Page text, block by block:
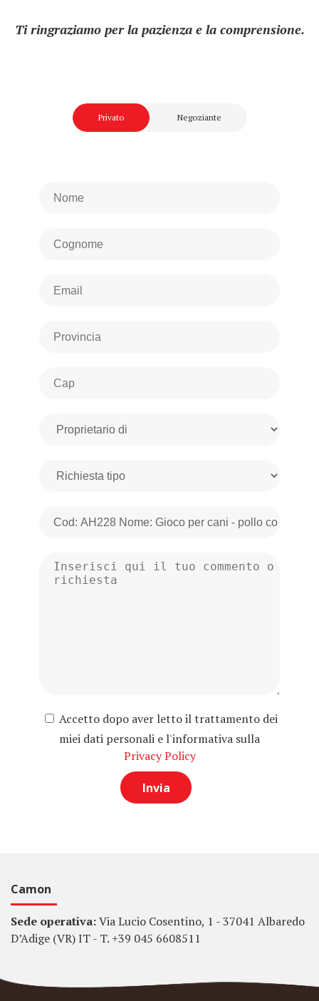
Ti ringraziamo per la pazienza e la comprensione.
Privato Negoziante
Accetto dopo aver letto il trattamento dei
miei dati personali e l'informativa sulla
Privacy Policy
Camon
Sede operativa:Via Lucio Cosentino, 1 - 37041 Albaredo
D’Adige (VR) IT - T. +39 045 6608511